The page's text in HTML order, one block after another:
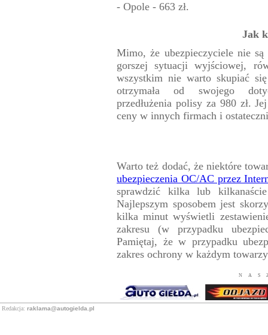
- Opole - 663 zł.
Jak
Mimo, że ubezpieczyciele nie
gorszej sytuacji wyjściowej,
wszystkim nie warto skupiać
otrzymała od swojego
przedłużenia polisy za 980 zł.
ceny w innych firmach i
Warto też dodać, że niektóre
ubezpieczenia OC/AC przez
sprawdzić kilka lub
Najlepszym sposobem jest
kilka minut wyświetli
zakresu (w przypadku
Pamiętaj, że w przypadku
zakres ochrony w każdym
Redakcja: raklama@autogielda.pl